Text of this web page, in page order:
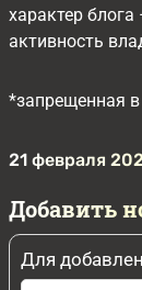
характер
активность
*запрещенная
21 февраля
Добавить
Для